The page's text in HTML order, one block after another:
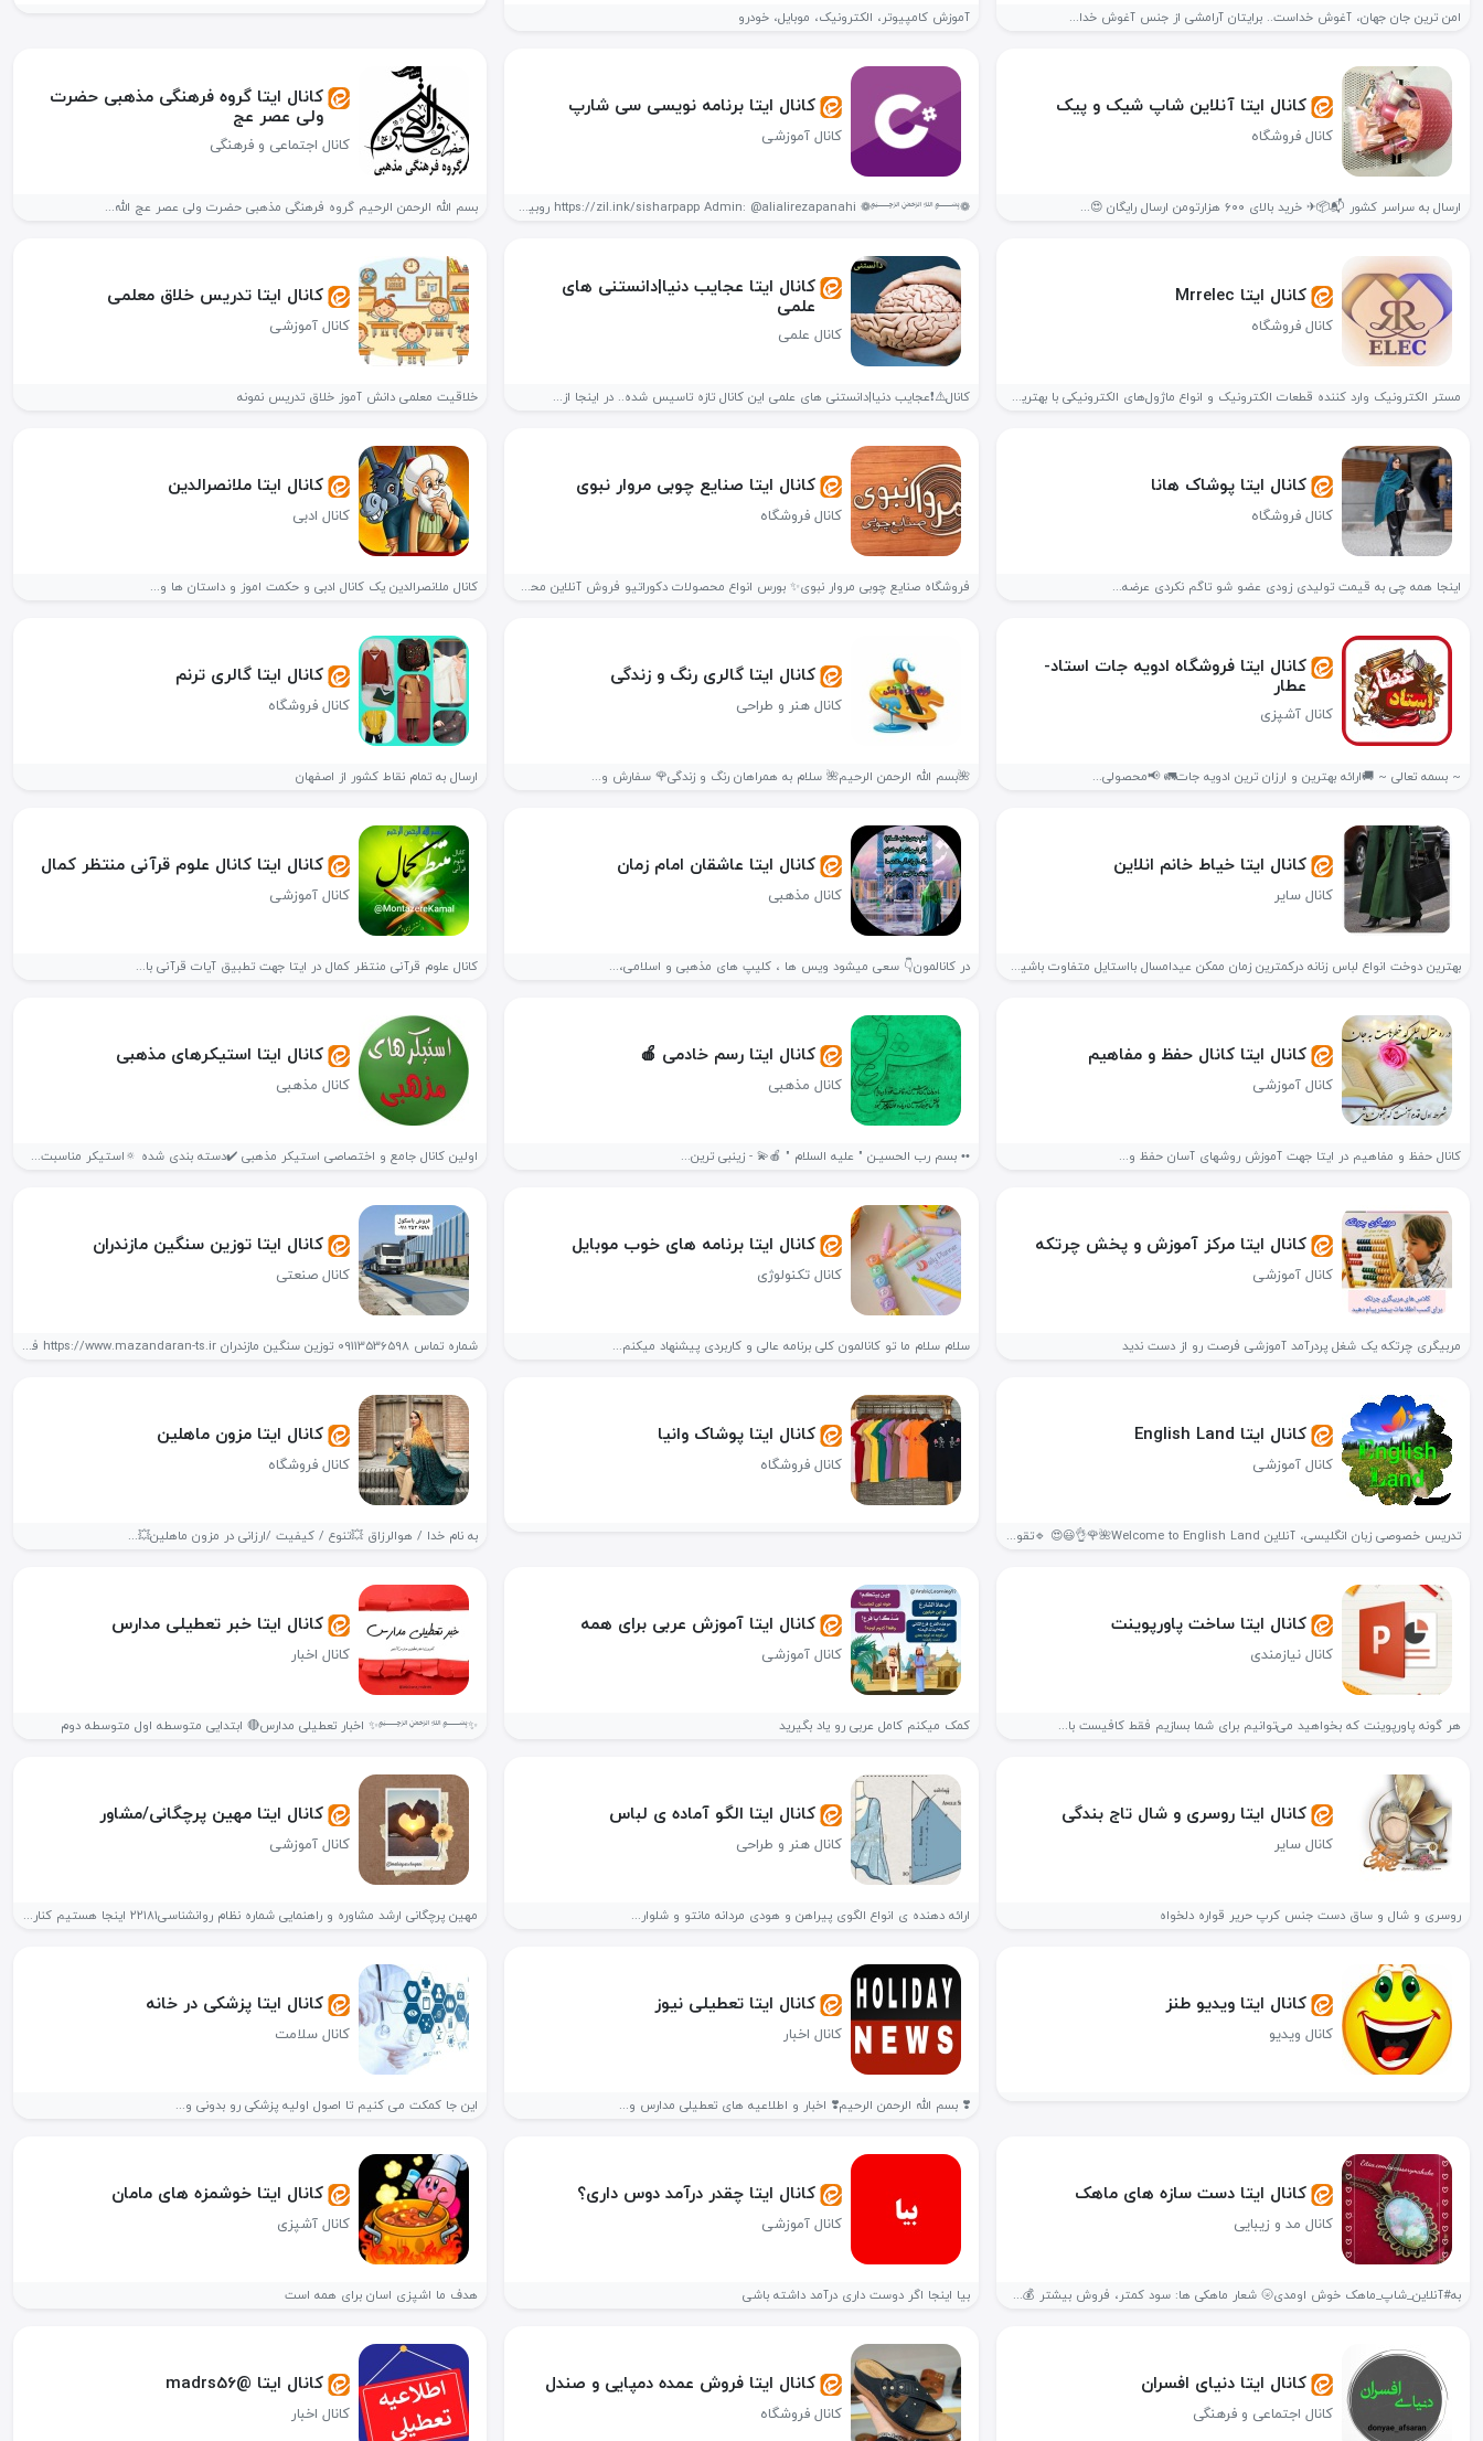
امن ترین جان جهان، آغوش خداست.. برایتان آرامشی از جنس آغوش خدا... آموزش کامپیوتر، الکترونیک، موبایل، خودرو
کانال ایتا آنلاین شاپ شیک و پیک
کانال فروشگاه
ارسال به سراسر کشور 📬📦✈ خرید بالای ۶۰۰ هزارتومن ارسال رایگان 😍...
کانال ایتا برنامه نویسی سی شارپ
کانال آموزشی
❁﷽❁ https://zil.ink/sisharpapp Admin: @alialirezapanahi روبیکا rubika.ir/sisharpapp سروش sapp.ir/sisharpapp ایتا eitaa.com/sisharpapp سلام آموزش...
کانال ایتا گروه فرهنگی مذهبی حضرت
ولی عصر عج
کانال اجتماعی و فرهنگی
بسم الله الرحمن الرحیم گروه فرهنگی مذهبی حضرت ولی عصر عج الله...
کانال ایتا Mrrelec
کانال فروشگاه
مستر الکترونیک وارد کننده قطعات الکترونیک و انواع ماژول‌های الکترونیکی با بهترین...
کانال ایتا ️عجایب دنیا|دانستنی های
علمی
کانال علمی
کانال⚠️❗عجایب دنیا|دانستنی های علمی این کانال تازه تاسیس شده.. در اینجا از...
کانال ایتا تدریس خلاق معلمی
کانال آموزشی
خلاقیت معلمی دانش‌ آموز خلاق تدریس نمونه
کانال ایتا پوشاک هانا
کانال فروشگاه
اینجا همه چی به قیمت تولیدی زودی عضو شو تاگم نکردی عرضه...
کانال ایتا صنایع چوبی مروار نبوی
کانال فروشگاه
فروشگاه صنایع چوبی مروار نبوی✨ بورس انواع محصولات دکوراتیو فروش آنلاین محصولات...
کانال ایتا ملانصرالدین
کانال ادبی
کانال ملانصرالدین یک کانال ادبی و حکمت اموز و داستان ها و...
کانال ایتا فروشگاه ادویه جات استاد-
عطار
کانال آشپزی
~ بسمه‌ تعالی ~ 🚚ارائه بهترین و ارزان ترین ادویه جات🚛 📢محصولی...
کانال ایتا گالری رنگ و زندگی
کانال هنر و طراحی
🌺بسم الله الرحمن الرحیم🌺 سلام به همراهان رنگ و زندگی🌹 سفارش و...
کانال ایتا گالری ترنم
کانال فروشگاه
ارسال به تمام نقاط کشور از اصفهان
کانال ایتا خیاط خانم انلاین
کانال سایر
بهترین دوخت انواع لباس زنانه درکمترین زمان ممکن عیدامسال بااستایل متفاوت باشید#خیاطی📣📣📣📣🎁🎁🎁🎀🎉🎉🎉🎉واسه...
کانال ایتا عاشقان امام زمان
کانال مذهبی
در کانالمون👇 سعی میشود ویس ها ، کلیپ های مذهبی و اسلامی،...
کانال ایتا کانال علوم قرآنی منتظر کمال
کانال آموزشی
کانال علوم قرآنی منتظر کمال در ایتا جهت تطبیق آیات قرآنی با...
کانال ایتا کانال حفظ و مفاهیم
کانال آموزشی
کانال حفظ و مفاهیم در ایتا جهت آموزش روشهای آسان حفظ و...
کانال ایتا رسم خادمی 🍎
کانال مذهبی
•• بسم رب الحسیـن " علیه السلام " 🍎💫 - زینبی ترین...
کانال ایتا استیکرهای مذهبی
کانال مذهبی
اولین کانال جامع و اختصاصی استیکر مذهبی ✔️دسته بندی شده 🔅استیکر مناسبت...
کانال ایتا مرکز آموزش و پخش چرتکه
کانال آموزشی
مربیگری چرتکه یک شغل پردرآمد آموزشی فرصت رو از دست ندید
کانال ایتا برنامه های خوب موبایل
کانال تکنولوژی
سلام سلام ما تو کانالمون کلی برنامه عالی و کاربردی پیشنهاد میکنم...
کانال ایتا توزین سنگین مازندران
کانال صنعتی
شماره تماس 09113536598 توزین سنگین مازندران https://www.mazandaran-ts.ir فروش و خدمات پس از...
کانال ایتا English Land
کانال آموزشی
تدریس خصوصی زبان انگلیسی، آنلاین Welcome to English Land🌺🌹👌😃😍 🔹️تقویت تمام مهارت...
کانال ایتا پوشاک وانیا
کانال فروشگاه
کانال ایتا مزون ماهلین
کانال فروشگاه
به نام خدا / هوالرزاق 💥تنوع / کیفیت /ارزانی در مزون ماهلین💥...
کانال ایتا ساخت پاورپوینت
کانال نیازمندی
هر گونه پاورپوینت که بخواهید می‌توانیم برای شما بسازیم فقط کافیست با...
کانال ایتا آموزش عربی برای همه
کانال آموزشی
کمک میکنم کامل عربی رو یاد بگیرید
کانال ایتا خبر تعطیلی مدارس
کانال اخبار
✨﷽✨ اخبار تعطیلی مدارس🔴 ابتدایی متوسطه اول متوسطه دوم
کانال ایتا روسری و شال تاج بندگی
کانال سایر
روسری و شال و ساق دست جنس کرپ حریر قواره دلخواه
کانال ایتا الگو آماده ی لباس
کانال هنر و طراحی
ارائه دهنده ی انواع الگوی پیراهن و هودی مردانه مانتو و شلوار...
کانال ایتا مهین پرچگانی/مشاور
کانال آموزشی
مهین پرچگانی ارشد مشاوره و راهنمایی شماره نظام روانشناسی۲۲۱۸۱ اینجا هستیم کنار...
کانال ایتا ویدیو طنز
کانال ویدیو
کانال ایتا تعطیلی نیوز
کانال اخبار
❣️ بسم الله الرحمن الرحیم❣️ اخبار و اطلاعیه های تعطیلی مدارس و...
کانال ایتا پزشکی در خانه
کانال سلامت
این جا کمکت می کنیم تا اصول اولیه پزشکی رو بدونی و...
کانال ایتا دست سازه های ماهک
کانال مد و زیبایی
به#آنلاین_شاپ_ماهک خوش اومدی🌝 شعار ماهکی ها: سود کمتر، فروش بیشتر 💰😌 اکسسوری...
کانال ایتا چقدر درآمد دوس داری؟
کانال آموزشی
بیا اینجا اگر دوست داری درآمد داشته باشی
کانال ایتا خوشمزه های مامان
کانال آشپزی
هدف ما اشپزی اسان برای همه است
کانال ایتا دنیای افسران
کانال اجتماعی و فرهنگی
کانال ایتا فروش عمده دمپایی و صندل
کانال فروشگاه
کانال ایتا @madrs56
کانال اخبار